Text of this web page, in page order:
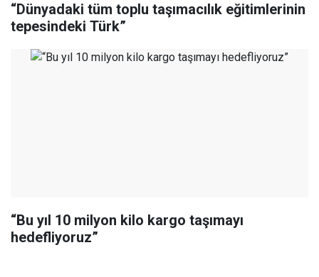
“Dünyadaki tüm toplu taşımacılık eğitimlerinin
tepesindeki Türk”
“Bu yıl 10 milyon kilo kargo taşımayı
hedefliyoruz”